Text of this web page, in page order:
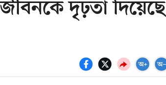
দৃঢ়তা দিয়েছে